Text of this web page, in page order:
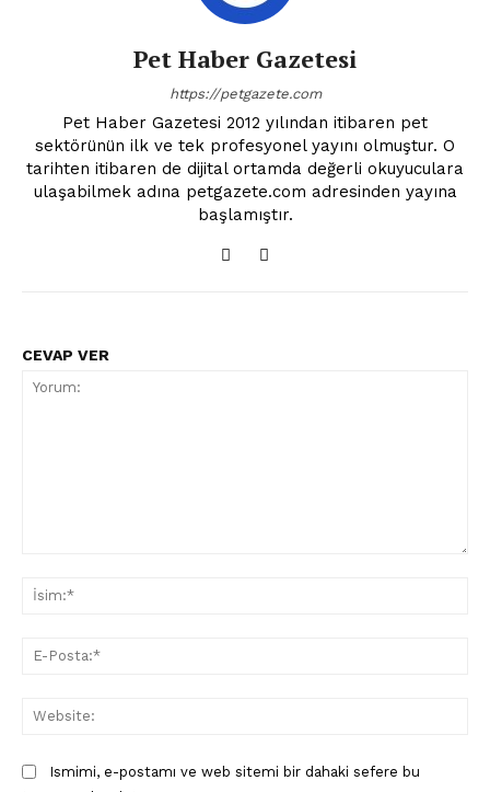
Pet Haber Gazetesi
https://petgazete.com
Pet Haber Gazetesi 2012 yılından itibaren pet
sektörünün ilk ve tek profesyonel yayını olmuştur. O
tarihten itibaren de dijital ortamda değerli okuyuculara
ulaşabilmek adına petgazete.com adresinden yayına
başlamıştır.
CEVAP VER
Ismimi, e-postamı ve web sitemi bir dahaki sefere bu